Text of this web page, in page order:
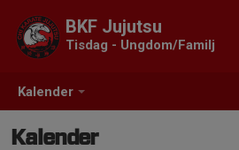
Kalender
BKF Jujutsu
Tisdag - Ungdom/Familj
Kalender